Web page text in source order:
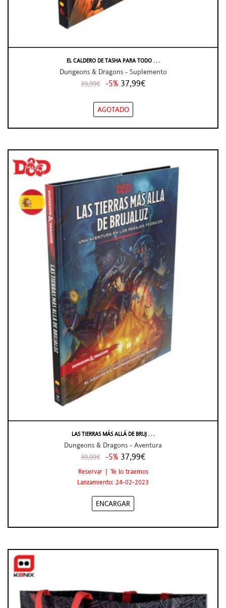
EL CALDERO DE TASHA PARA TODO . . .
Dungeons & Dragons - Suplemento
39,99€ -5% 37,99€
AGOTADO
LAS TIERRAS MÁS ALLÁ DE BRUJ . . .
Dungeons & Dragons - Aventura
39,99€ -5% 37,99€
Reservar | Te lo traemos
Lanzamiento: 24-02-2023
ENCARGAR